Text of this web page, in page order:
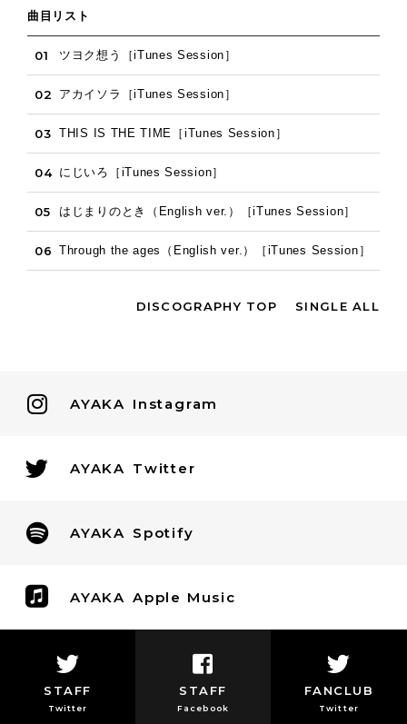
曲目リスト
01 ツヨク想う［iTunes Session］
02 アカイソラ［iTunes Session］
03 THIS IS THE TIME［iTunes Session］
04 にじいろ［iTunes Session］
05 はじまりのとき（English ver.）［iTunes Session］
06 Through the ages（English ver.）［iTunes Session］
DISCOGRAPHY TOP SINGLE ALL
AYAKA Instagram
AYAKA Twitter
AYAKA Spotify
AYAKA Apple Music
STAFF
Twitter
STAFF
Facebook
FANCLUB
Twitter